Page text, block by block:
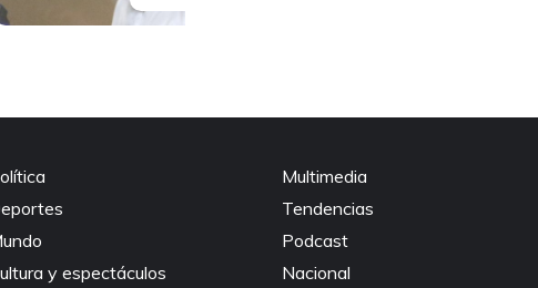
y espectáculos
Multimedia
Tendencias
Podcast
Nacional